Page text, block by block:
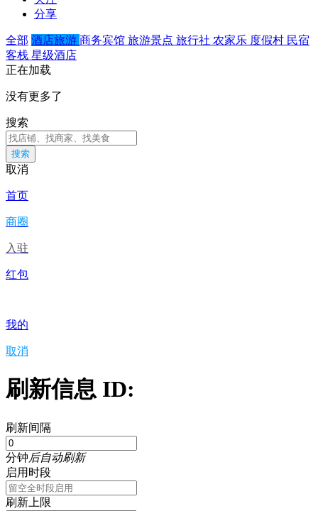
分享
全部 酒店旅游 商务宾馆 旅游景点 旅行社 农家乐 度假村 民宿
客栈 星级酒店
正在加载
没有更多了
搜索
搜索
取消
首页
商圈
入驻
红包
我的
取消
刷新信息 ID:
刷新间隔
分钟后自动刷新
启用时段
刷新上限